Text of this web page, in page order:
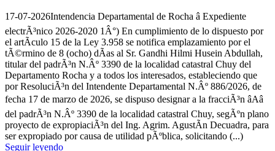
17-07-2026Intendencia Departamental de Rocha â Expediente
electrÃ³nico 2026-2020 1Â°) En cumplimiento de lo dispuesto por
el artÃ­culo 15 de la Ley 3.958 se notifica emplazamiento por el
tÃ©rmino de 8 (ocho) dÃ­as al Sr. Gandhi Hilmi Husein Abdullah,
titular del padrÃ³n N.Âº 3390 de la localidad catastral Chuy del
Departamento Rocha y a todos los interesados, estableciendo que
por ResoluciÃ³n del Intendente Departamental N.Âº 886/2026, de
fecha 17 de marzo de 2026, se dispuso designar a la fracciÃ³n âAâ
del padrÃ³n N.Âº 3390 de la localidad catastral Chuy, segÃºn plano
proyecto de expropiaciÃ³n del Ing. Agrim. AgustÃ­n Decuadra, para
ser expropiado por causa de utilidad pÃºblica, solicitando (...)
Seguir leyendo